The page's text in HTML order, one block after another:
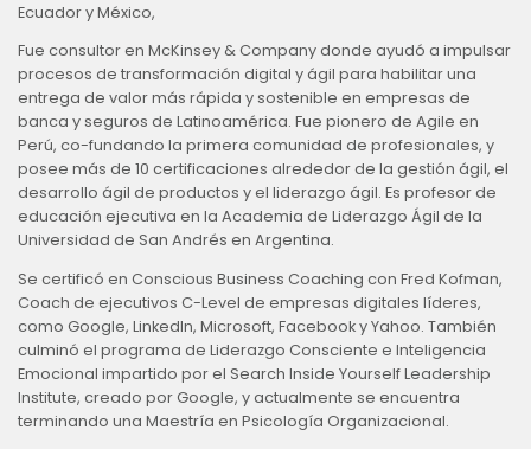
Ecuador y México,
Fue consultor en McKinsey & Company donde ayudó a impulsar
procesos de transformación digital y ágil para habilitar una
entrega de valor más rápida y sostenible en empresas de
banca y seguros de Latinoamérica. Fue pionero de Agile en
Perú, co-fundando la primera comunidad de profesionales, y
posee más de 10 certificaciones alrededor de la gestión ágil, el
desarrollo ágil de productos y el liderazgo ágil. Es profesor de
educación ejecutiva en la Academia de Liderazgo Ágil de la
Universidad de San Andrés en Argentina.
Se certificó en Conscious Business Coaching con Fred Kofman,
Coach de ejecutivos C-Level de empresas digitales líderes,
como Google, LinkedIn, Microsoft, Facebook y Yahoo. También
culminó el programa de Liderazgo Consciente e Inteligencia
Emocional impartido por el Search Inside Yourself Leadership
Institute, creado por Google, y actualmente se encuentra
terminando una Maestría en Psicología Organizacional.